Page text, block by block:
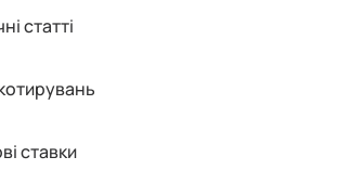
статті
ставки